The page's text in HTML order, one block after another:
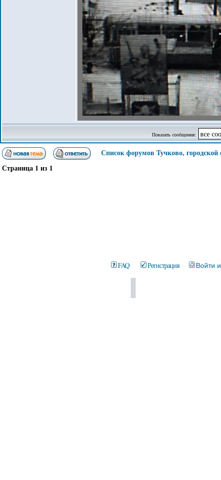
Показать сообщения:
Список форумов Тучково,
Страница 1 из 1
FAQ Регистрация Войти